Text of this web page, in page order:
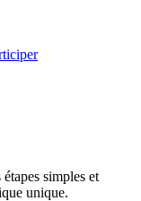
simples et
unique.